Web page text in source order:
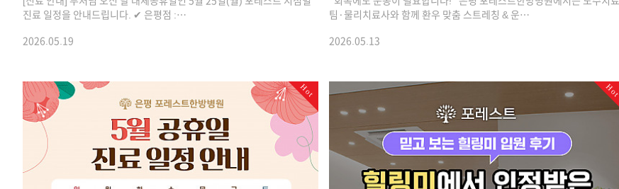
진료 일정을 안내드립니다. ✔ 은평점 :…
2026.05.19
팀·물리치료사와 함께 환우 맞춤 스트레칭 & 운…
2026.05.13
Hot Hot